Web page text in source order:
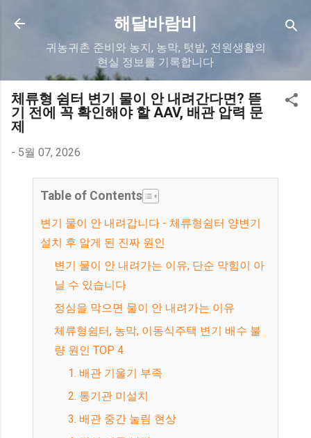
기본 콘텐츠로 건너뛰기
해달바람비
귀농귀촌 준비와 농지, 농막, 텃밭, 전원생활의
현실 정보를 기록합니다
체류형 쉼터 변기 물이 안 내려간다면? 뜯
기 전에 꼭 확인해야 할 AAV, 배관 압력 문
제
- 5월 07, 2026
Table of Contents
변기 물이 안 내려갑니다 - 체류형쉼터 양변기
설치 후 알게 된 진짜 원인
변기 물이 안 내려가는 이유, 단순 막힘이 아
닐 수 있습니다
정심을 막으면 물이 안 내려가는 이유
체류형쉼터, 농막, 이동식주택 변기 배수 불
량 원인 TOP 4
1. 배관 기울기 부족
2. 통기관 미설치
3. 배관 중간 눌림 현상